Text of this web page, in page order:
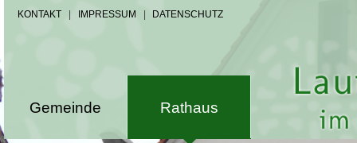
KONTAKT IMPRESSUM DATENSCHUTZ
Gemeinde Rathaus